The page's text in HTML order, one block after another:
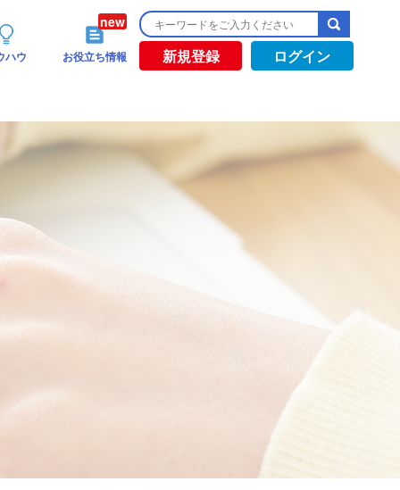
ハウ お役立ち情報 新規登録 ログイン